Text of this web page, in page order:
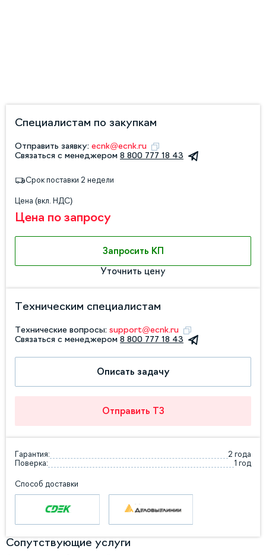
Специалистам по закупкам
Отправить заявку: ecnk@ecnk.ru
Связаться с менеджером 8 800 777 18 43
Срок поставки 2 недели
Цена (вкл. НДС)
Цена по запросу
Запросить КП
Уточнить цену
Техническим специалистам
Технические вопросы: support@ecnk.ru
Связаться с менеджером 8 800 777 18 43
Описать задачу
Отправить ТЗ
Гарантия:
2 года
Поверка:
1 год
Способ доставки
Сопутствующие услуги